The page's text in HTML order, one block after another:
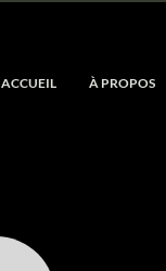
ACCUEIL À PROPOS